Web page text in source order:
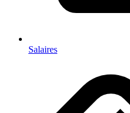
Salaires